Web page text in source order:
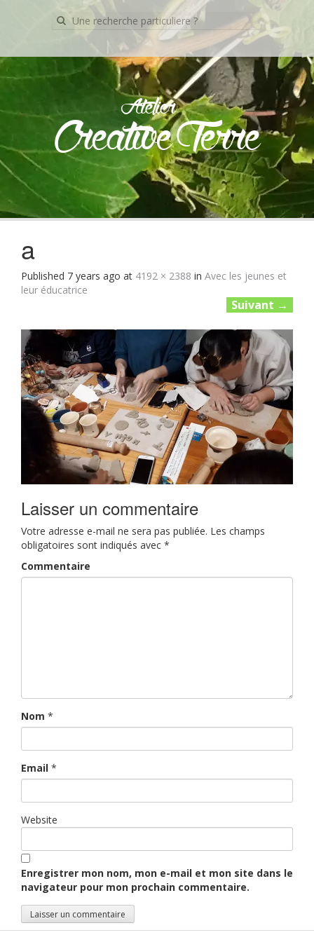
Recherche
pour:
Atelier
Creative Terre
Skip
to
a
Published 7 years ago at 4192 × 2388 in Avec les jeunes et
leur éducatrice
Suivant →
Laisser un commentaire
Votre adresse e-mail ne sera pas publiée. Les champs
obligatoires sont indiqués avec *
Commentaire
Nom *
Email *
Website
Enregistrer mon nom, mon e-mail et mon site dans le
navigateur pour mon prochain commentaire.